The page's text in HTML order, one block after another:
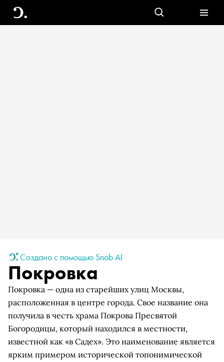
Создано с помощью Snob AI
Покровка
Покровка — одна из старейших улиц Москвы,
расположенная в центре города. Свое название она
получила в честь храма Покрова Пресвятой
Богородицы, который находился в местности,
известной как «в Садех». Это наименование является
ярким примером исторической топонимической